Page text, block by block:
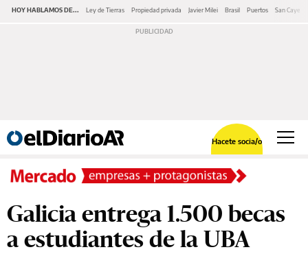
HOY HABLAMOS DE... Ley de Tierras Propiedad privada Javier Milei Brasil Puertos San
Hacete socia/o
Galicia entrega 1.500 becas
a estudiantes de la UBA